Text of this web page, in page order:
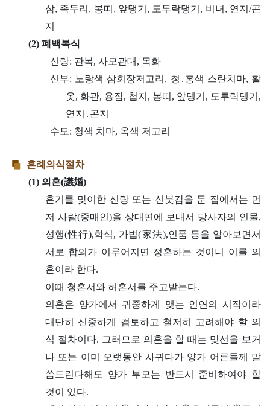
삼, 족두리, 봉띠, 앞댕기, 도투락댕기, 비녀, 연지/곤
지
(2) 폐백복식
신랑: 관복, 사모관대, 목화
신부: 노랑색 삼회장저고리, 청․홍색 스란치마, 활
옷, 화관, 용잠, 첩지, 봉띠, 앞댕기, 도투락댕기,
연지․곤지
수모: 청색 치마, 옥색 저고리
혼례의식절차
(1) 의혼(議婚)
혼기를 맞이한 신랑 또는 신붓감을 둔 집에서는 먼
저 사람(중매인)을 상대편에 보내서 당사자의 인물,
성행(性行),학식, 가법(家法),인품 등을 알아보면서
서로 합의가 이루어지면 정혼하는 것이니 이를 의
혼이라 한다.
이때 청혼서와 허혼서를 주고받는다.
의혼은 양가에서 귀중하게 맺는 인연의 시작이라
대단히 신중하게 검토하고 철저히 고려해야 할 의
식 절차이다. 그러므로 의혼을 할 때는 맞선을 보거
나 또는 이미 오랫동안 사귀다가 양가 어른들께 말
씀드린다해도 양가 부모는 반드시 준비하여야 할
것이 있다.